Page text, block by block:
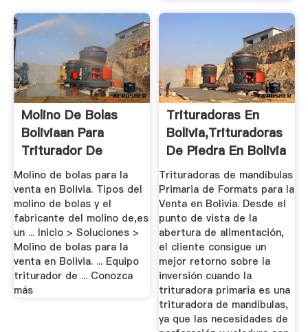
Molino De Bolas
Boliviaan Para
Triturador De
Carbón
Molino de bolas para la
venta en Bolivia. Tipos del
molino de bolas y el
fabricante del molino de,es
un ... Inicio > Soluciones >
Molino de bolas para la
venta en Bolivia. ... Equipo
triturador de ... Conozca
más
Trituradoras En
Bolivia,Trituradoras
De Piedra En Bolivia
...
Trituradoras de mandíbulas
Primaria de Formats para la
Venta en Bolivia. Desde el
punto de vista de la
abertura de alimentación,
el cliente consigue un
mejor retorno sobre la
inversión cuando la
trituradora primaria es una
trituradora de mandíbulas,
ya que las necesidades de